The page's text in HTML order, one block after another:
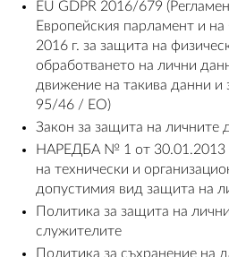
EU GDPR 2016/679
Европейския парламент и
2016 г. за защита на
обработването на лични
движение на такива данни и
95/46 / ЕО)
Закон за защита на личните
НАРЕДБА № 1 от 30.01.2013
на технически и
допустимия вид защита на
Политика за защита на
служителите
Политика за съхранение на
УСЛОВИЯ ЗА ДОСТАВКА
СТОКИ НА КРЕДИТ
ЛИЧНИ ДАННИ
ПОЛИТИКА ЗА БИСКВИТКИ